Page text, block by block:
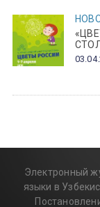
Электронный
языки в